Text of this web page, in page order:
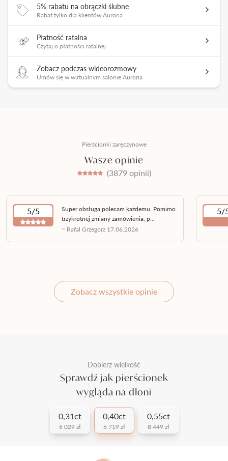
5% rabatu na obrączki ślubne
Rabat tylko dla klientów Auroria
Płatność ratalna
Czytaj o płatności ratalnej
Zobacz podczas wideorozmowy
Umów się w wirtualnym salonie Auroria
Pierścionki zaręczynowe
Wasze opinie
(3879 opinii)
5/5
Super obsługa polecam każdemu. Pomimo
trzykrotnej zmiany zamówienia, p...
~ Rafal Grzegorz 17.06.2026
5/
Zobacz wszystkie opinie
Dobierz wielkość
Sprawdź jak pierścionek
wygląda na dłoni
0,31ct
6 029 zł
0,40ct
6 719 zł
0,55ct
8 449 zł